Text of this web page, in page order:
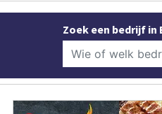
Zoek een bedrijf in